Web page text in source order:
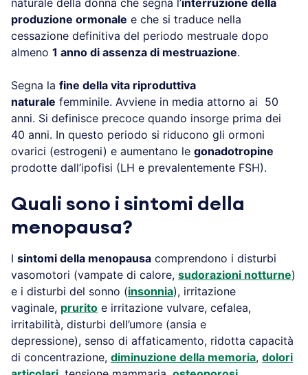
produzione ormonale e che si traduce nella
cessazione definitiva del periodo mestruale dopo
almeno 1 anno di assenza di mestruazione.
Segna la fine della vita riproduttiva
naturale femminile. Avviene in media attorno ai 50
anni. Si definisce precoce quando insorge prima dei
40 anni. In questo periodo si riducono gli ormoni
ovarici (estrogeni) e aumentano le gonadotropine
prodotte dall’ipofisi (LH e prevalentemente FSH).
Quali sono i sintomi della
menopausa?
I sintomi della menopausa comprendono i disturbi
vasomotori (vampate di calore, sudorazioni notturne)
e i disturbi del sonno (insonnia), irritazione
vaginale, prurito e irritazione vulvare, cefalea,
irritabilità, disturbi dell’umore (ansia e
depressione), senso di affaticamento, ridotta capacità
di concentrazione, diminuzione della memoria, dolori